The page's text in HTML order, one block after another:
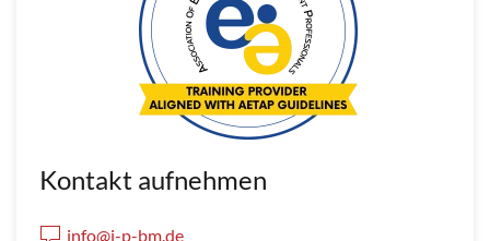
Kontakt aufnehmen
info@i-p-bm.de